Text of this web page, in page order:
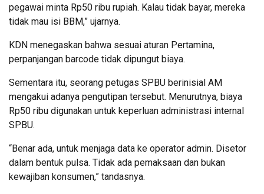
pegawai minta Rp50 ribu rupiah. Kalau tidak bayar, mereka
tidak mau isi BBM,” ujarnya.
KDN menegaskan bahwa sesuai aturan Pertamina,
perpanjangan barcode tidak dipungut biaya.
Sementara itu, seorang petugas SPBU berinisial AM
mengakui adanya pengutipan tersebut. Menurutnya, biaya
Rp50 ribu digunakan untuk keperluan administrasi internal
SPBU.
“Benar ada, untuk menjaga data ke operator admin. Disetor
dalam bentuk pulsa. Tidak ada pemaksaan dan bukan
kewajiban konsumen,” tandasnya.